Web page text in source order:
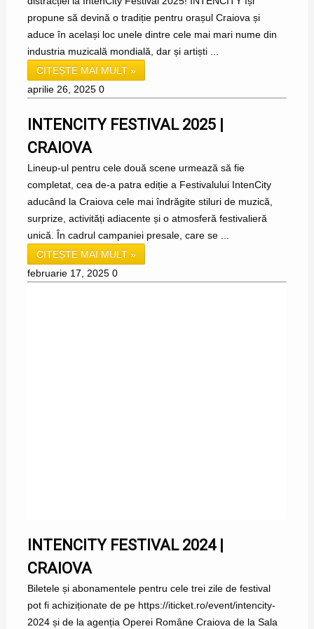
propune să devină o tradiție pentru orașul Craiova și
aduce în același loc unele dintre cele mai mari nume din
industria muzicală mondială, dar și artiști ...
CITEȘTE MAI MULT »
aprilie 26, 2025 0
INTENCITY FESTIVAL 2025 |
CRAIOVA
Lineup-ul pentru cele două scene urmează să fie
completat, cea de-a patra ediție a Festivalului IntenCity
aducând la Craiova cele mai îndrăgite stiluri de muzică,
surprize, activități adiacente și o atmosferă festivalieră
unică. În cadrul campaniei presale, care se ...
CITEȘTE MAI MULT »
februarie 17, 2025 0
INTENCITY FESTIVAL 2024 |
CRAIOVA
Biletele și abonamentele pentru cele trei zile de festival
pot fi achiziționate de pe https://iticket.ro/event/intencity-
2024 și de la agenția Operei Române Craiova de la Sala